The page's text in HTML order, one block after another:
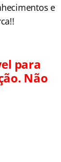
e
para
Não